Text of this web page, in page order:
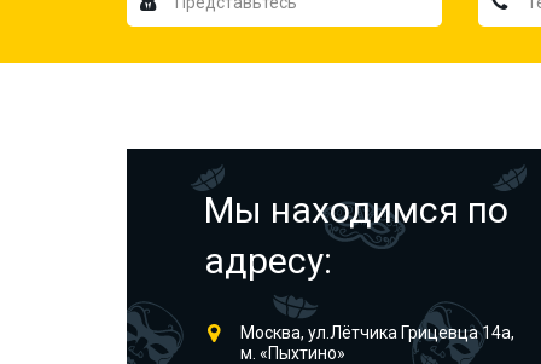
Мы находимся по
адресу:
Москва, ул.Лётчика Грицевца 14а,
м. «Пыхтино»